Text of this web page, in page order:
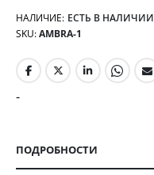
НАЛИЧИЕ: ЕСТЬ В НАЛИЧИИ
SKU AMBRA-1
-
ПОДРОБНОСТИ